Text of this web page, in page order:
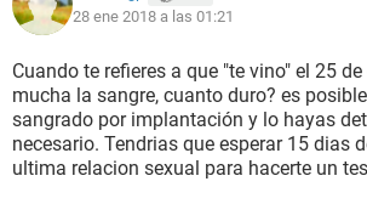
28 ene 2018 a las 01:21
Cuando te refieres a que "te vino" el 25
mucha la sangre, cuanto duro? es
sangrado por implantación y lo hayas
necesario. Tendrias que esperar 15 dias
ultima relacion sexual para hacerte un